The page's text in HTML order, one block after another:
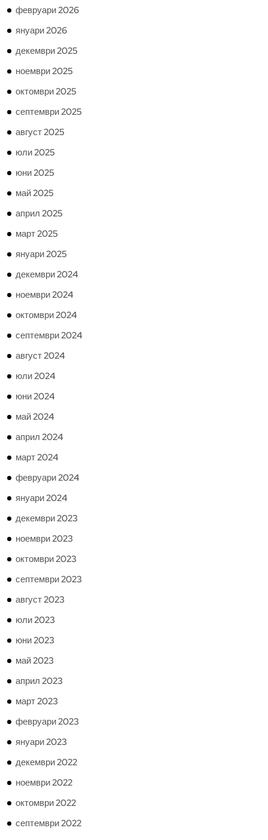
февруари 2026
януари 2026
декември 2025
ноември 2025
октомври 2025
септември 2025
август 2025
юли 2025
юни 2025
май 2025
април 2025
март 2025
януари 2025
декември 2024
ноември 2024
октомври 2024
септември 2024
август 2024
юли 2024
юни 2024
май 2024
април 2024
март 2024
февруари 2024
януари 2024
декември 2023
ноември 2023
октомври 2023
септември 2023
август 2023
юли 2023
юни 2023
май 2023
април 2023
март 2023
февруари 2023
януари 2023
декември 2022
ноември 2022
октомври 2022
септември 2022